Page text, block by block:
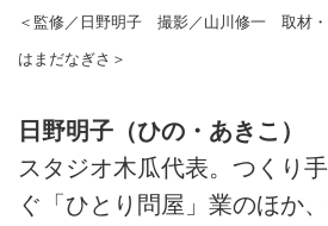
＜監修／日野明子 撮影／山川修一 取材
はまだなぎさ＞
日野明子（ひの・あきこ）
スタジオ木瓜代表。つくり
ぐ「ひとり問屋」業のほか